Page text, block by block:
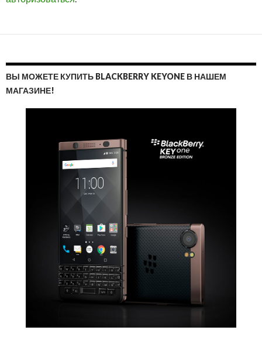
ВЫ МОЖЕТЕ КУПИТЬ BLACKBERRY KEYONE В НАШЕМ
МАГАЗИНЕ!